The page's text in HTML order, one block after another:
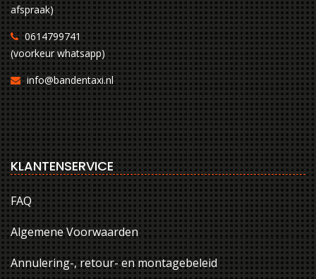
afspraak)
0614799741
(voorkeur whatsapp)
info@bandentaxi.nl
KLANTENSERVICE
FAQ
Algemene Voorwaarden
Annulering-, retour- en montagebeleid